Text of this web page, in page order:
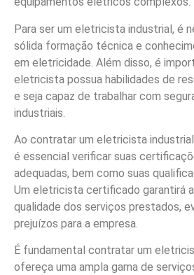
Para ser um eletricista industrial, é
sólida formação técnica e
em eletricidade. Além disso, é
eletricista possua habilidades de
e seja capaz de trabalhar com
industriais.
Ao contratar um eletricista
é essencial verificar suas
adequadas, bem como suas
Um eletricista certificado garantirá
qualidade dos serviços prestados,
prejuízos para a empresa.
É fundamental contratar um
ofereça uma ampla gama de